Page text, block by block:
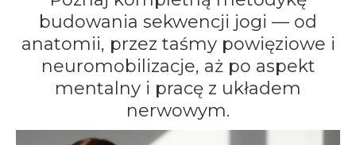
budowania sekwencji jogi — od
anatomii, przez taśmy powięziowe i
neuromobilizacje, aż po aspekt
mentalny i pracę z układem
nerwowym.